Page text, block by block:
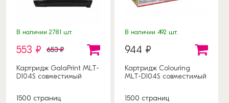
В наличии 2781 шт.
553 ₽ 653 ₽
Картридж GalaPrint MLT-
D104S совместимый
1500 страниц
В наличии 492 шт.
944 ₽
Картридж Colouring
MLT-D104S совместимый
1500 страниц